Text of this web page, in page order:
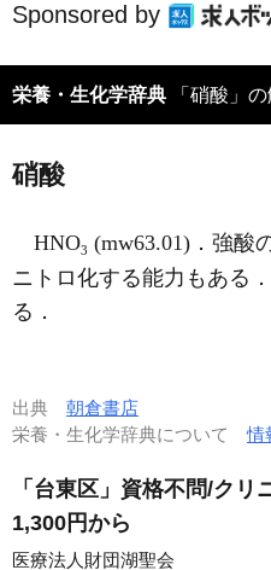
Sponsored by
栄養・生化学辞典 「硝酸」
硝酸
HNO3 (mw63.01)．強酸
ニトロ化する能力もある
る．
出典 朝倉書店
栄養・生化学辞典について情
「台東区」資格不問/ク
1,300円から
医療法人財団湖聖会